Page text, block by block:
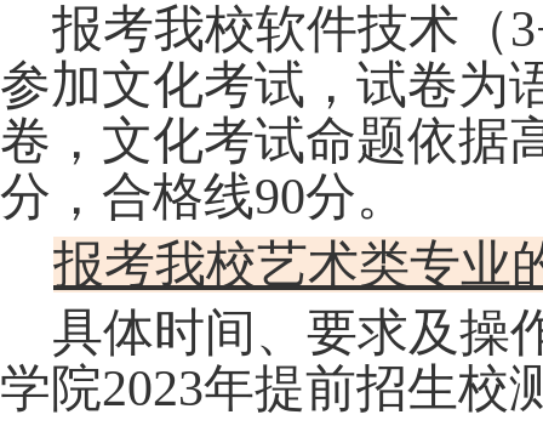
报考我校软件技术（
参加文化考试，试卷为
卷，文化考试命题依据
分，合格线90分。
报考我校艺术类专业
具体时间、要求及操
学院2023年提前招生校